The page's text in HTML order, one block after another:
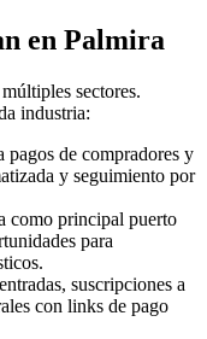
en Palmira
sectores.
industria:
pagos de compradores y
y seguimiento por
como principal puerto
para
suscripciones a
con links de pago